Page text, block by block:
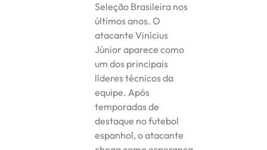
Seleção Brasileira nos
últimos anos. O
atacante Vinícius
Júnior aparece como
um dos principais
líderes técnicos da
equipe. Após
temporadas de
destaque no futebol
espanhol, o atacante